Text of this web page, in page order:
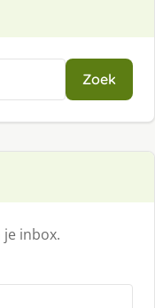
Zoek
inbox.